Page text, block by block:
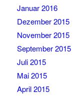
Januar 2016
Dezember 2015
November 2015
September 2015
Juli 2015
Mai 2015
April 2015